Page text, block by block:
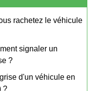
rachetez le véhicule
signaler un
?
d'un véhicule en
?